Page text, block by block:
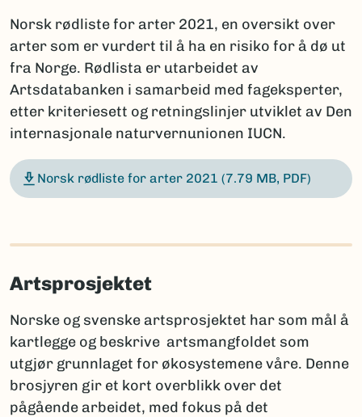
Norsk rødliste for arter 2021, en oversikt over
arter som er vurdert til å ha en risiko for å dø ut
fra Norge. Rødlista er utarbeidet av
Artsdatabanken i samarbeid med fageksperter,
etter kriteriesett og retningslinjer utviklet av Den
internasjonale naturvernunionen IUCN.
Norsk rødliste for arter 2021 (7.79 MB, PDF)
Artsprosjektet
Norske og svenske artsprosjektet har som mål å
kartlegge og beskrive artsmangfoldet som
utgjør grunnlaget for økosystemene våre. Denne
brosjyren gir et kort overblikk over det
pågående arbeidet, med fokus på det